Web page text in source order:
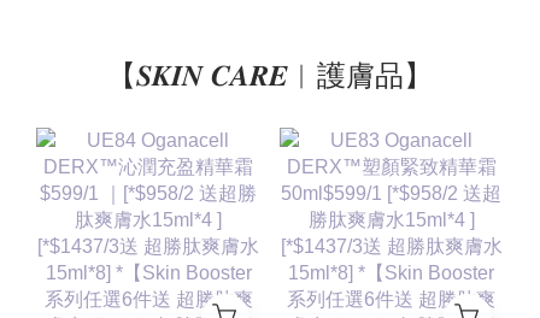
【𝑺𝑲𝑰𝑵 𝑪𝑨𝑹𝑬︱護膚品】